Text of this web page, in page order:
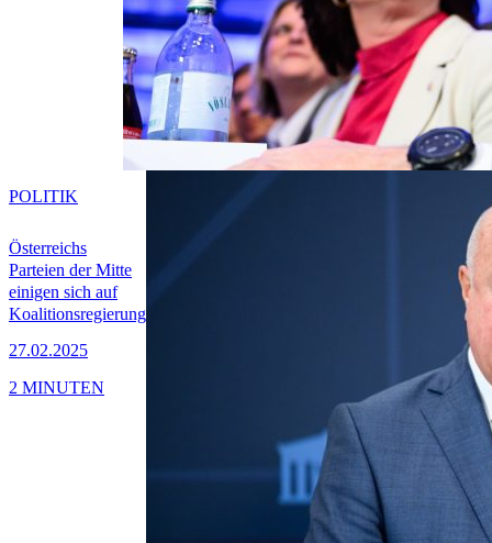
Österreichs
Parteien der Mitte
einigen sich auf
Koalitionsregierung
27.02.2025
POLITIK
2 MINUTEN